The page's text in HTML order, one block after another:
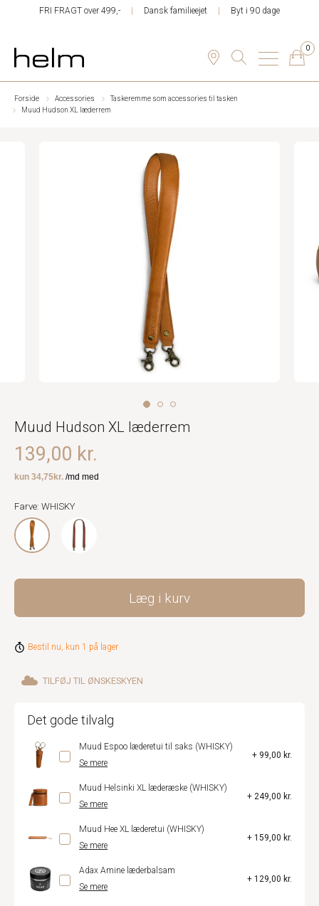
FRI FRAGT over 499,- Dansk familieejet Byt i 90 dage
0
Forside Accessories
Taskeremme som accessories til tasken
Muud Hudson XL læderrem
Muud Hudson XL læderrem
139,00 kr.
Farve: WHISKY
Læg i kurv
Bestil nu, kun 1 på lager
TILFØJ TIL ØNSKESKYEN
Det gode tilvalg
Muud Espoo læderetui til saks (WHISKY)
Se mere
+ 99,00 kr.
Muud Helsinki XL læderæske (WHISKY)
Se mere
+ 249,00 kr.
Muud Hee XL læderetui (WHISKY)
Se mere
+ 159,00 kr.
Adax Amine læderbalsam
Se mere
+ 129,00 kr.